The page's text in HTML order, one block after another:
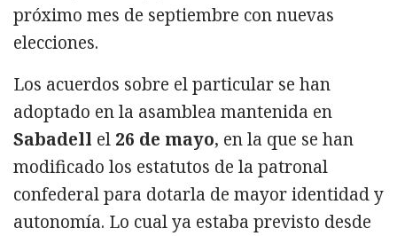
próximo mes de septiembre con nuevas
elecciones.
Los acuerdos sobre el particular se han
adoptado en la asamblea mantenida en
Sabadell el 26 de mayo, en la que se han
modificado los estatutos de la patronal
confederal para dotarla de mayor identidad y
autonomía. Lo cual ya estaba previsto desde